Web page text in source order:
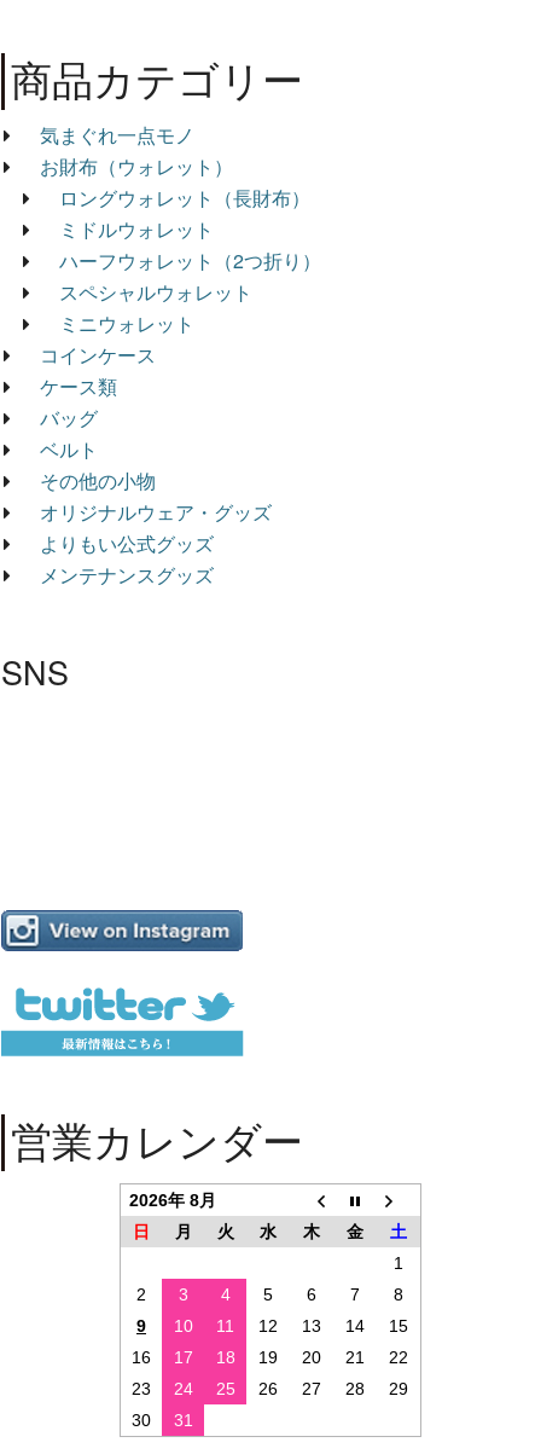
商品カテゴリー
気まぐれ一点モノ
お財布（ウォレット）
ロングウォレット（長財布）
ミドルウォレット
ハーフウォレット（2つ折り）
スペシャルウォレット
ミニウォレット
コインケース
ケース類
バッグ
ベルト
その他の小物
オリジナルウェア・グッズ
よりもい公式グッズ
メンテナンスグッズ
SNS
営業カレンダー
2026年 8月
日
月 火 水 木 金
土
1
2
3 4 5 6 7
8
9
10 11 12 13 14
15
16
17 18 19 20 21
22
23
24 25 26 27 28
29
30
31